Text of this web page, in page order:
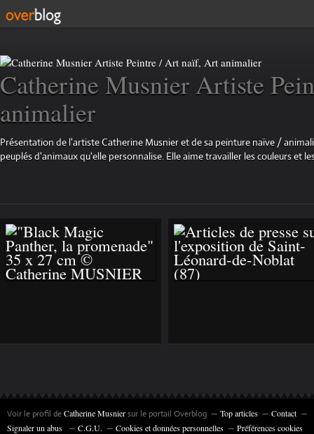
Catherine Musnier Artiste
animalier
Présentation de l'artiste Catherine Musnier et de sa peinture naïve /
peuplés d'animaux qu'elle personnalise. Elle aime travailler les couleurs et
PANTHER, LA
CATHERINE
MUSNIER
PRESSE SUR
DE-NOBLAT (87)
Voir le profil deCatherine Musniersur le portail Overblog Top articles
Contact
Signaler un abus
C.G.U. Cookies et données personnelles Préférences cookies